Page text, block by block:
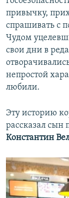
привычку,
спрашивать с
Чудом
свои дни в
непростой
любили.
Эту историю
рассказал сын
Константин